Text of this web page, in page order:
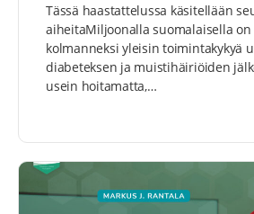
Tässä haastattelussa käsitellään
aiheitaMiljoonalla suomalaisella on
kolmanneksi yleisin toimintakykyä
diabeteksen ja muistihäiriöiden
usein hoitamatta,…